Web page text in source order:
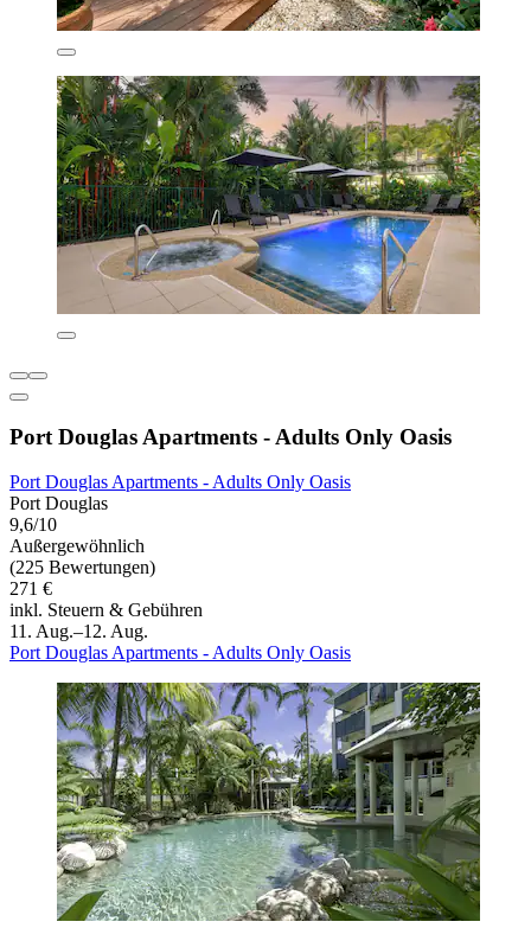
Port Douglas Apartments - Adults Only Oasis
Port Douglas Apartments - Adults Only Oasis
Port Douglas
9,6/10
Außergewöhnlich
(225 Bewertungen)
271 €
inkl. Steuern & Gebühren
11. Aug.–12. Aug.
Port Douglas Apartments - Adults Only Oasis